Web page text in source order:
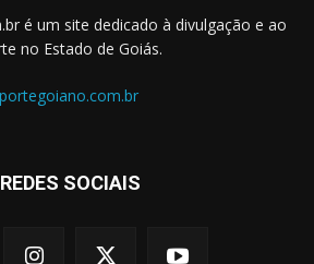
é um site dedicado à divulgação e ao
no Estado de Goiás.
REDES SOCIAIS